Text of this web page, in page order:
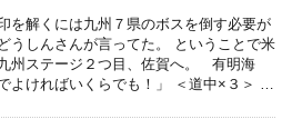
を解くには九州７県のボスを倒す必要が
うしんさんが言ってた。 ということで米
州ステージ２つ目、佐賀へ。 有明海
よければいくらでも！」 ＜道中×３＞ …